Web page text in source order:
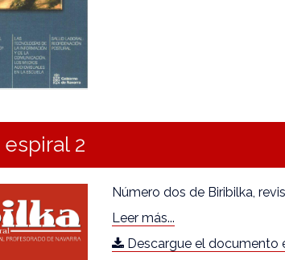
2
Número dos de Biribilka,
Leer más...
Descargue el documento